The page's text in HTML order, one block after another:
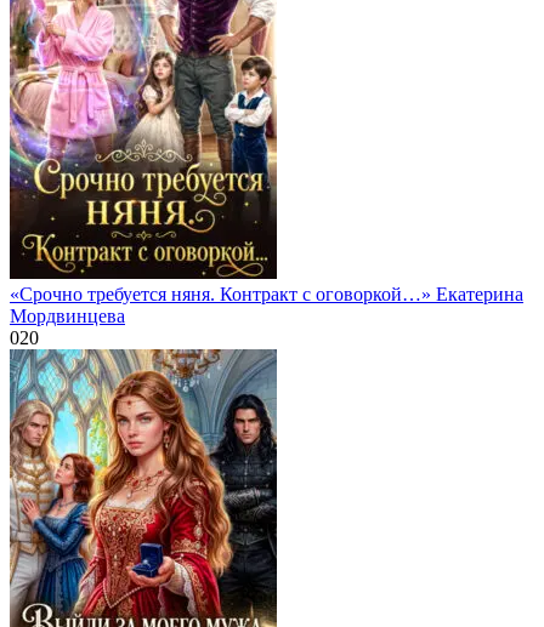
«Срочно требуется няня. Контракт с оговоркой…» Екатерина
Мордвинцева
020